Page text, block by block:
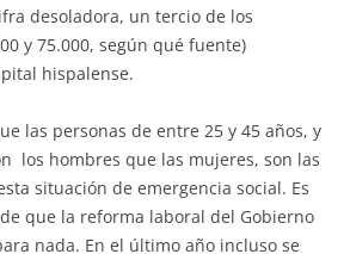
desoladora, un tercio de los
y 75.000, según qué fuente)
hispalense.
las personas de entre 25 y 45 años, y
los hombres que las mujeres, son las
situación de emergencia social. Es
que la reforma laboral del Gobierno
nada. En el último año incluso se